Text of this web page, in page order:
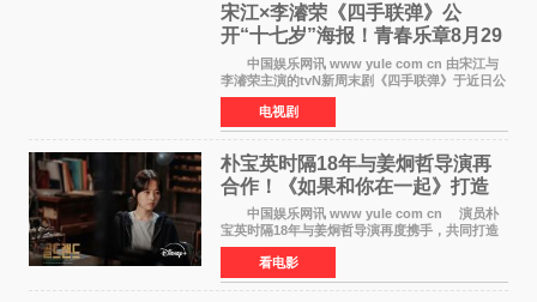
宋江×李濬荣《四手联弹》公
开“十七岁”海报！青春乐章8月29
日奏响
中国娱乐网讯 www yule com cn 由宋江与
李濬荣主演的tvN新周末剧《四手联弹》于近日公
开十七岁版海报，以充满青春气息的画面再度点
燃观众期待。 海报中，宋江与李濬荣并肩站
在音乐教室的
电视剧
朴宝英时隔18年与姜炯哲导演再
合作！《如果和你在一起》打造
奇幻浪漫喜剧
中国娱乐网讯 www yule com cn 演员朴
宝英时隔18年与姜炯哲导演再度携手，共同打造
备受期待的浪漫喜剧新作《如果和你在一起》
（暂定名）。据OSEN报道，朴宝英将出演该片
女主角，自2008年《
看电影